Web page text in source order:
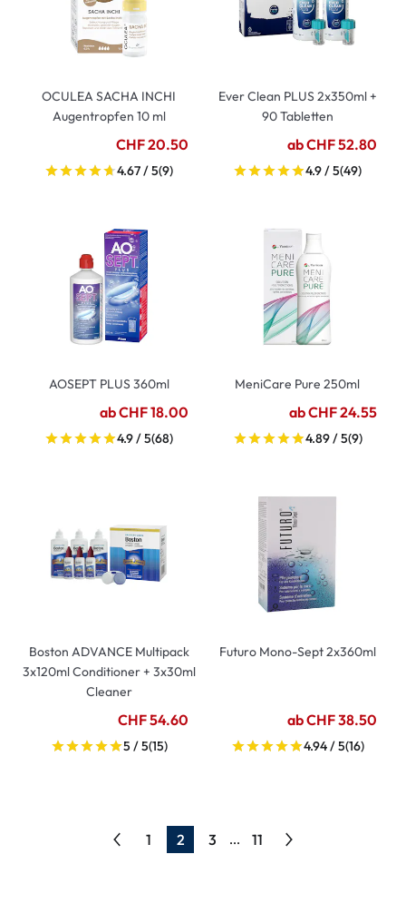
OCULEA SACHA INCHI
Augentropfen 10 ml
CHF 20.50
4.67 / 5(9)
Ever Clean PLUS 2x350ml +
90 Tabletten
ab CHF 52.80
4.9 / 5(49)
AOSEPT PLUS 360ml
ab CHF 18.00
4.9 / 5(68)
MeniCare Pure 250ml
ab CHF 24.55
4.89 / 5(9)
Boston ADVANCE Multipack
3x120ml Conditioner + 3x30ml
Cleaner
CHF 54.60
5 / 5(15)
Futuro Mono-Sept 2x360ml
ab CHF 38.50
4.94 / 5(16)
1 2 3 ... 11